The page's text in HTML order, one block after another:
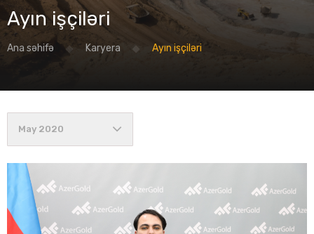
Ayın işçiləri
Ana səhifə Karyera Ayın işçiləri
May 2020